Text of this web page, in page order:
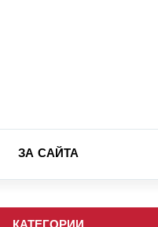
ЗА САЙТА